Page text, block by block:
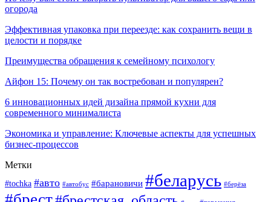
огорода
Эффективная упаковка при переезде: как сохранить вещи в
целости и порядке
Преимущества обращения к семейному психологу
Айфон 15: Почему он так востребован и популярен?
6 инновационных идей дизайна прямой кухни для
современного минималиста
Экономика и управление: Ключевые аспекты для успешных
бизнес-процессов
Метки
#tochka #авто #автобус #барановичи #беларусь #берёза